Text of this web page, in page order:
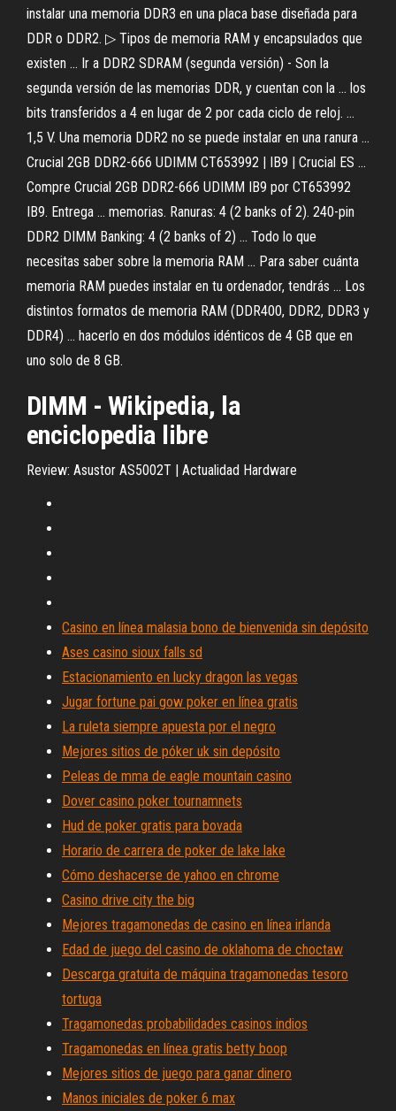
instalar una memoria DDR3 en una placa base diseñada para
DDR o DDR2. ▷ Tipos de memoria RAM y encapsulados que
existen ... Ir a DDR2 SDRAM (segunda versión) - Son la
segunda versión de las memorias DDR, y cuentan con la ... los
bits transferidos a 4 en lugar de 2 por cada ciclo de reloj. ...
1,5 V. Una memoria DDR2 no se puede instalar en una ranura ...
Crucial 2GB DDR2-666 UDIMM CT653992 | IB9 | Crucial ES ...
Compre Crucial 2GB DDR2-666 UDIMM IB9 por CT653992
IB9. Entrega ... memorias. Ranuras: 4 (2 banks of 2). 240-pin
DDR2 DIMM Banking: 4 (2 banks of 2) ... Todo lo que
necesitas saber sobre la memoria RAM ... Para saber cuánta
memoria RAM puedes instalar en tu ordenador, tendrás ... Los
distintos formatos de memoria RAM (DDR400, DDR2, DDR3 y
DDR4) ... hacerlo en dos módulos idénticos de 4 GB que en
uno solo de 8 GB.
DIMM - Wikipedia, la
enciclopedia libre
Review: Asustor AS5002T | Actualidad Hardware
Casino en línea malasia bono de bienvenida sin depósito
Ases casino sioux falls sd
Estacionamiento en lucky dragon las vegas
Jugar fortune pai gow poker en línea gratis
La ruleta siempre apuesta por el negro
Mejores sitios de póker uk sin depósito
Peleas de mma de eagle mountain casino
Dover casino poker tournamnets
Hud de poker gratis para bovada
Horario de carrera de poker de lake lake
Cómo deshacerse de yahoo en chrome
Casino drive city the big
Mejores tragamonedas de casino en línea irlanda
Edad de juego del casino de oklahoma de choctaw
Descarga gratuita de máquina tragamonedas tesoro
tortuga
Tragamonedas probabilidades casinos indios
Tragamonedas en línea gratis betty boop
Mejores sitios de juego para ganar dinero
Manos iniciales de poker 6 max